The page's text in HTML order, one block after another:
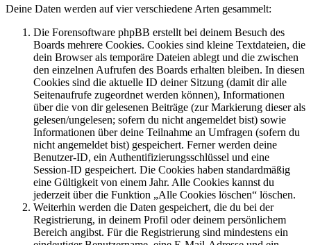
Deine Daten werden auf vier verschiedene Arten gesammelt:
Die Forensoftware phpBB erstellt bei deinem Besuch des
Boards mehrere Cookies. Cookies sind kleine Textdateien, die
dein Browser als temporäre Dateien ablegt und die zwischen
den einzelnen Aufrufen des Boards erhalten bleiben. In diesen
Cookies sind die aktuelle ID deiner Sitzung (damit dir alle
Seitenaufrufe zugeordnet werden können), Informationen
über die von dir gelesenen Beiträge (zur Markierung dieser als
gelesen/ungelesen; sofern du nicht angemeldet bist) sowie
Informationen über deine Teilnahme an Umfragen (sofern du
nicht angemeldet bist) gespeichert. Ferner werden deine
Benutzer-ID, ein Authentifizierungsschlüssel und eine
Session-ID gespeichert. Die Cookies haben standardmäßig
eine Gültigkeit von einem Jahr. Alle Cookies kannst du
jederzeit über die Funktion „Alle Cookies löschen“ löschen.
Weiterhin werden die Daten gespeichert, die du bei der
Registrierung, in deinem Profil oder deinem persönlichem
Bereich angibst. Für die Registrierung sind mindestens ein